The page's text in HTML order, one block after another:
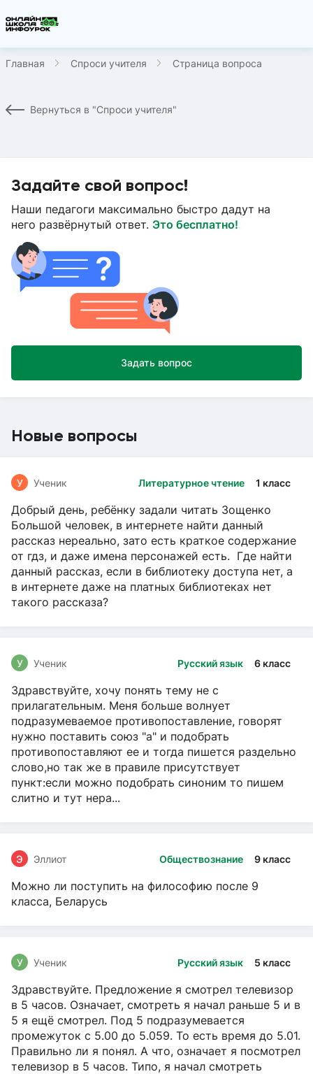
Главная Спроси учителя Страница вопроса
Вернуться в "Спроси учителя"
Задайте свой вопрос!
Наши педагоги максимально быстро дадут на
него развёрнутый ответ. Это бесплатно!
Задать вопрос
Новые вопросы
Литературное чтение 1 класс
У Ученик
Добрый день, ребёнку задали читать Зощенко
Большой человек, в интернете найти данный
рассказ нереально, зато есть краткое содержание
от гдз, и даже имена персонажей есть. Где найти
данный рассказ, если в библиотеку доступа нет, а
в интернете даже на платных библиотеках нет
такого рассказа?
Русский язык 6 класс
У Ученик
Здравствуйте, хочу понять тему не с
прилагательным. Меня больше волнует
подразумеваемое противопоставление, говорят
нужно поставить союз "а" и подобрать
противопоставляют ее и тогда пишется раздельно
слово,но так же в правиле присутствует
пункт:если можно подобрать синоним то пишем
слитно и тут нера...
Обществознание 9 класс
Э Эллиот
Можно ли поступить на философию после 9
класса, Беларусь
Русский язык 5 класс
У Ученик
Здравствуйте. Предложение я смотрел телевизор
в 5 часов. Означает, смотреть я начал раньше 5 и в
5 я ещё смотрел. Под 5 подразумевается
промежуток с 5.00 до 5.059. То есть время до 5.01.
Правильно ли я понял. А что, означает я посмотрел
телевизор в 5 часов. Типо, я начал смотреть